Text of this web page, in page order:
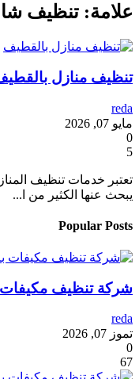
علامة: تنظيف
تنظيف منازل
reda
مايو 07, 2026
0
5
تعتبر خدمات تنظيف
يبحث عنها الكثير من ا...
Popular Posts
شركة تنظيف مكيفات
reda
تموز 07, 2026
0
67